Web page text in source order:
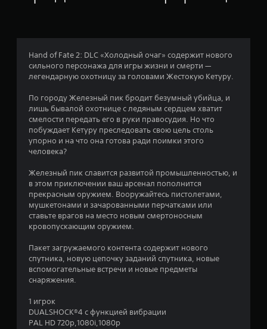
4
.
6
и
Hand of Fate 2: DLC «Холодный очаг» содержит нового
сильного персонажа для игры жизни и смерти —
легендарную охотницу за головами Жестокую Кетуру.
По городу Железный пик бродит безумный убийца, и
лишь бывалой охотнице с ледяным сердцем хватит
смелости передать его в руки правосудия. Но что
побуждает Кетуру преследовать свою цель столь
упорно и на что она готова ради поимки этого
человека?
Железный пик славится развитой промышленностью, и
в этом приключении ваш арсенал пополнится
прекрасным оружием. Вооружайтесь пистолетами,
мушкетонами и зачарованными перчатками или
ставьте врагов на место новым смертоносным
кровопускающим оружием.
Пакет загружаемого контента содержит нового
спутника, новую цепочку заданий спутника, новые
вспомогательные встречи и новые предметы
снаряжения.
1 игрок
DUALSHOCK®4 с функцией вибрации
PAL HD 720p,1080i,1080p